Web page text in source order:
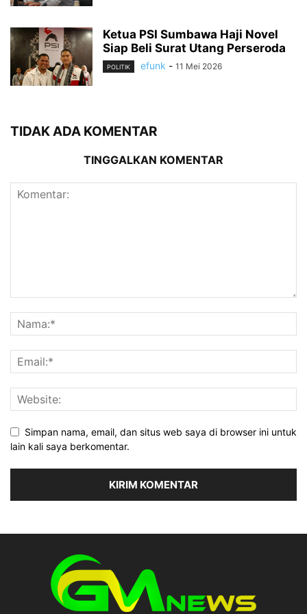
Ketua PSI Sumbawa Haji Novel
Siap Beli Surat Utang Perseroda
POLITIK efunk - 11 Mei 2026
TIDAK ADA KOMENTAR
TINGGALKAN KOMENTAR
Simpan nama, email, dan situs web saya di browser ini untuk
lain kali saya berkomentar.